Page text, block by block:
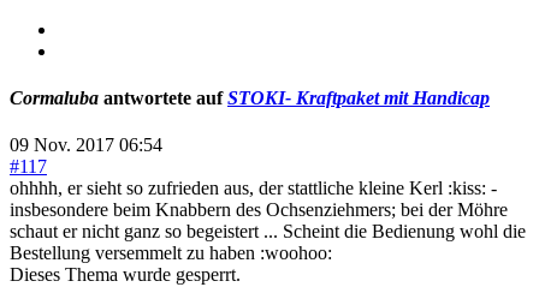
Cormaluba antwortete aufSTOKI- Kraftpaket mit Handicap
09 Nov. 2017 06:54
#117
ohhhh, er sieht so zufrieden aus, der stattliche kleine Kerl :kiss: -
insbesondere beim Knabbern des Ochsenziehmers; bei der Möhre
schaut er nicht ganz so begeistert ... Scheint die Bedienung wohl die
Bestellung versemmelt zu haben :woohoo:
Dieses Thema wurde gesperrt.